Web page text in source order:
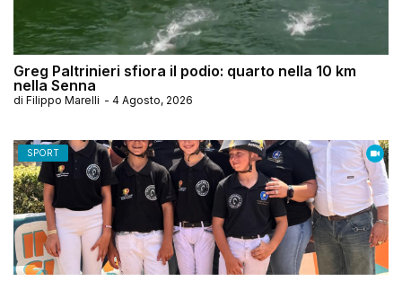
Greg Paltrinieri sfiora il podio: quarto nella 10 km
nella Senna
di Filippo Marelli - 4 Agosto, 2026
SPORT